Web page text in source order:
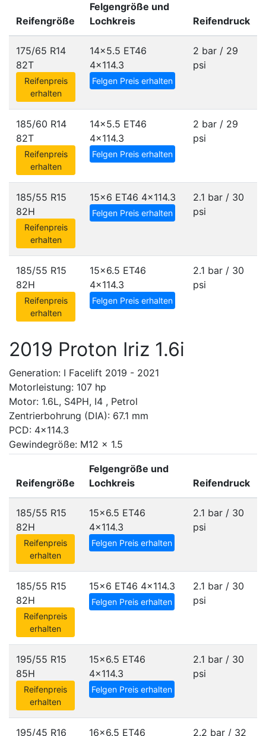
Reifengröße
Felgengröße und
Lochkreis
Reifendruck
175/65 R14
82T
Reifenpreis
erhalten
14x5.5 ET46
4x114.3
Felgen Preis erhalten
2 bar / 29
psi
185/60 R14
82T
Reifenpreis
erhalten
14x5.5 ET46
4x114.3
Felgen Preis erhalten
2 bar / 29
psi
185/55 R15
82H
Reifenpreis
erhalten
15x6 ET46 4x114.3
Felgen Preis erhalten
2.1 bar / 30
psi
185/55 R15
82H
Reifenpreis
erhalten
15x6.5 ET46
4x114.3
Felgen Preis erhalten
2.1 bar / 30
psi
2019 Proton Iriz 1.6i
Generation: I Facelift 2019 - 2021
Motorleistung: 107 hp
Motor: 1.6L, S4PH, I4 , Petrol
Zentrierbohrung (DIA): 67.1 mm
PCD: 4x114.3
Gewindegröße: M12 x 1.5
Reifengröße
Felgengröße und
Lochkreis
Reifendruck
185/55 R15
82H
Reifenpreis
erhalten
15x6.5 ET46
4x114.3
Felgen Preis erhalten
2.1 bar / 30
psi
185/55 R15
82H
Reifenpreis
erhalten
15x6 ET46 4x114.3
Felgen Preis erhalten
2.1 bar / 30
psi
195/55 R15
85H
Reifenpreis
erhalten
15x6.5 ET46
4x114.3
Felgen Preis erhalten
2.1 bar / 30
psi
195/45 R16 16x6.5 ET46 2.2 bar / 32